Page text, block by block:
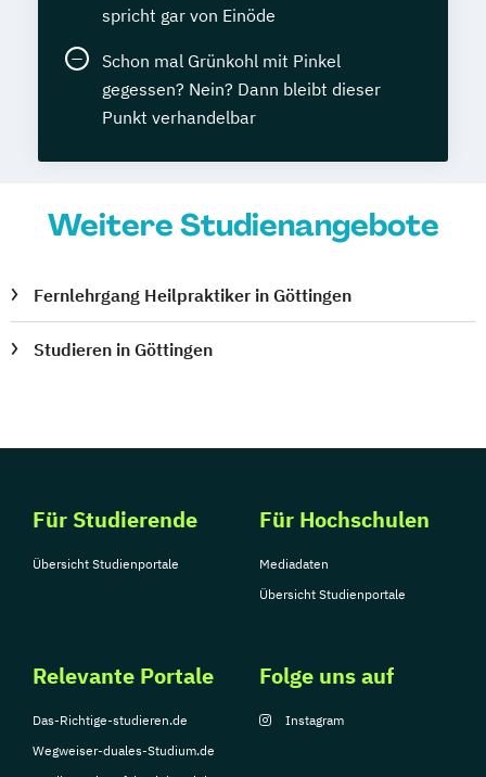
spricht gar von Einöde
Schon mal Grünkohl mit Pinkel
gegessen? Nein? Dann bleibt dieser
Punkt verhandelbar
Weitere Studienangebote
Fernlehrgang Heilpraktiker in Göttingen
Studieren in Göttingen
Für Studierende
Übersicht Studienportale
Für Hochschulen
Mediadaten
Übersicht Studienportale
Relevante Portale
Das-Richtige-studieren.de
Wegweiser-duales-Studium.de
Folge uns auf
Instagram